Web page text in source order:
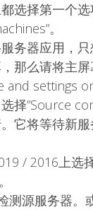
选择第一个选
。
务器应用，
那么请将主
settings
择”Source
它将等待新
/ 2016上选
测源服务器。